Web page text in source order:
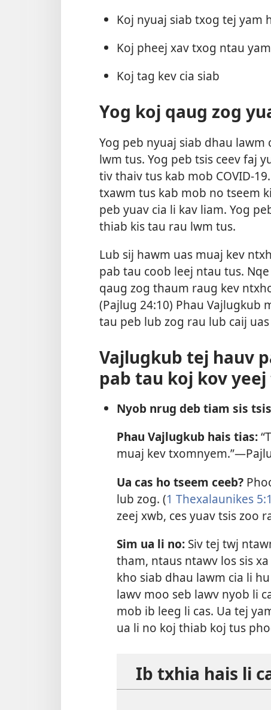
Koj nyuaj siab txog tej yam
Koj pheej xav txog ntau yam
Koj tag kev cia siab
Yog koj qaug zog
Yog peb nyuaj siab dhau
lwm tus. Yog peb tsis ceev faj
tiv thaiv tus kab mob COVID-
txawm tus kab mob no tseem
peb yuav cia li kav liam. Yog
thiab kis tau rau lwm tus.
Lub sij hawm uas muaj kev
pab tau coob leej ntau tus.
qaug zog thaum raug kev
(Pajlug 24:10) Phau Vajlugkub
tau peb lub zog rau lub caij
Vajlugkub tej hauv
pab tau koj kov
Nyob nrug deb tiam sis
Phau Vajlugkub hais tias:
muaj kev txomnyem.”—
Ua cas ho tseem ceeb?
lub zog. (1 Thexalaunikes
zeej xwb, ces yuav tsis zoo
Sim ua li no:Siv tej twj
tham, ntaus ntawv los sis xa
kho siab dhau lawm cia li
lawv moo seb lawv nyob li
mob ib leeg li cas. Ua tej
ua li no koj thiab koj tus
Ib txhia hais li